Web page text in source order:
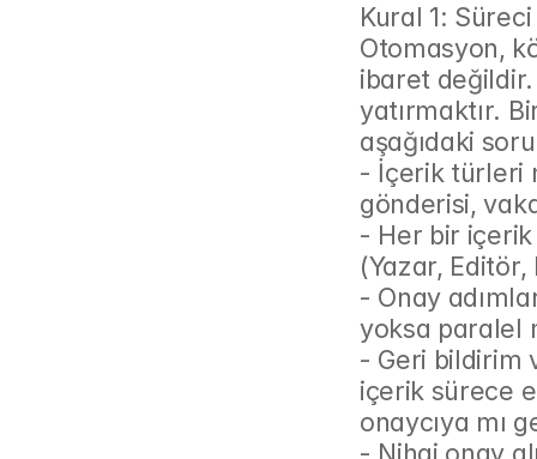
Kural 1:
Otomasyon,
ibaret
yatırmaktır.
aşağıdaki
- İçerik türleri
gönderisi,
- Her bir
(Yazar,
- Onay
yoksa paralel
- Geri bildirim
içerik sürece
onaycıya mı